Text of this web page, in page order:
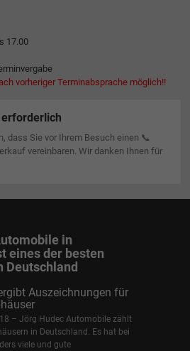
17.00
vorheriger Terminabsprache möglich!!
dass Sie vor Ihrem Besuch einen 📞
vereinbaren. Wir danken Ihnen für
in
eines der besten
Deutschland
Auszeichnungen für
– Jörg Hudec Automobile zählt
in Deutschland. Es hat bei
viele und gute